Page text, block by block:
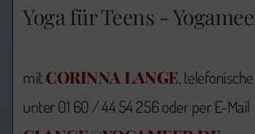
Yoga für Teens -
mitCORINNA LANGE,
unter 01 60 / 44 54 256 oder per E-Mail